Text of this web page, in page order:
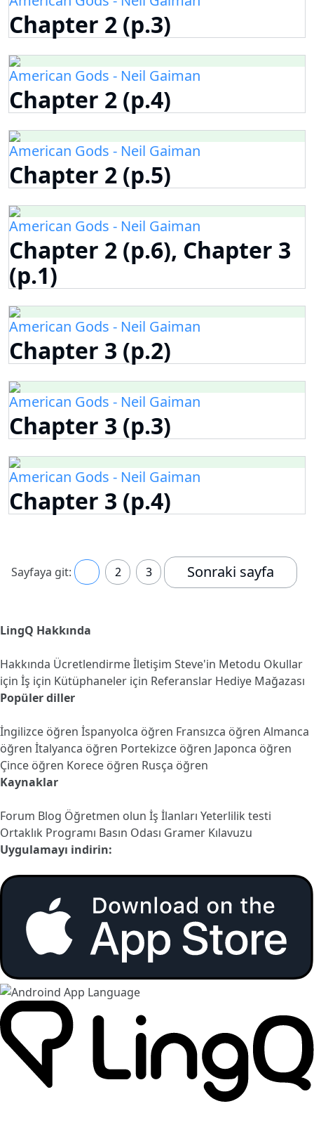
Chapter 2 (p.3)
American Gods - Neil Gaiman
Chapter 2 (p.4)
American Gods - Neil Gaiman
Chapter 2 (p.5)
American Gods - Neil Gaiman
Chapter 2 (p.6), Chapter 3
(p.1)
American Gods - Neil Gaiman
Chapter 3 (p.2)
American Gods - Neil Gaiman
Chapter 3 (p.3)
American Gods - Neil Gaiman
Chapter 3 (p.4)
Sayfaya git: 2 3 Sonraki sayfa
LingQ Hakkında
Hakkında Ücretlendirmeİletişim Steve'in Metodu Okullar
için İş için Kütüphaneler için Referanslar Hediye Mağazası
Popüler diller
İngilizce öğren İspanyolca öğren Fransızca öğren Almanca
öğren İtalyanca öğren Portekizce öğren Japonca öğren
Çince öğren Korece öğren Rusça öğren
Kaynaklar
Forum Blog Öğretmen olun İş İlanları Yeterlilik testi
Ortaklık Programı Basın Odası Gramer Kılavuzu
Uygulamayı indirin: